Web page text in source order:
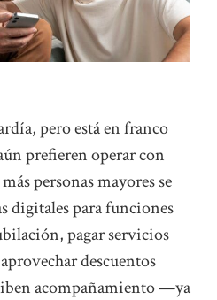
pero está en franco
prefieren operar con
personas mayores se
digitales para funciones
pagar servicios
descuentos
acompañamiento —ya